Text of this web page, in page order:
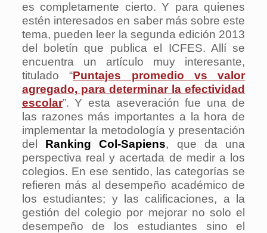
es completamente cierto. Y para quienes
estén interesados en saber más sobre este
tema, pueden leer la segunda edición 2013
del boletín que publica el ICFES. Allí se
encuentra un artículo muy interesante,
titulado “Puntajes promedio vs valor
agregado, para determinar la efectividad
escolar”. Y esta aseveración fue una de
las razones más importantes a la hora de
implementar la metodología y presentación
del Ranking Col-Sapiens, que da una
perspectiva real y acertada de medir a los
colegios. En ese sentido, las categorías se
refieren más al desempeño académico de
los estudiantes; y las calificaciones, a la
gestión del colegio por mejorar no solo el
desempeño de los estudiantes sino el